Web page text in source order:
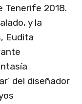
Tenerife 2018.
y la
Eudita
del diseñador